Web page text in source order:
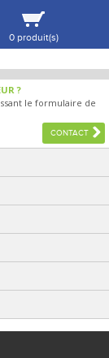
?
le formulaire de
CONTACT
0 produit(s)
VOIR MA SÉLECTION